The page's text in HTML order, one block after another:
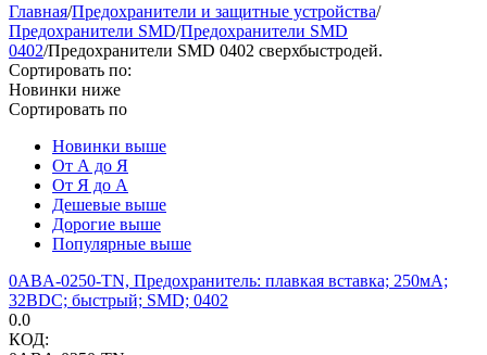
Главная/Предохранители и защитные устройства/
Предохранители SMD/Предохранители SMD
0402/Предохранители SMD 0402 сверхбыстродей.
Сортировать по:
Новинки ниже
Сортировать по
Новинки выше
От А до Я
От Я до А
Дешевые выше
Дорогие выше
Популярные выше
0ABA-0250-TN, Предохранитель: плавкая вставка; 250мА;
32ВDC; быстрый; SMD; 0402
0.0
КОД: